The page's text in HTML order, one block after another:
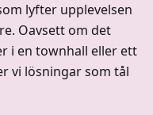
lyfter upplevelsen
Oavsett om det
i en townhall eller ett
vi lösningar som tål